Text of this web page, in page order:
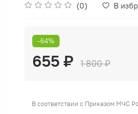
(0) В
-64%
655 ₽ 1 800 ₽
В соответствии с Приказом МЧС